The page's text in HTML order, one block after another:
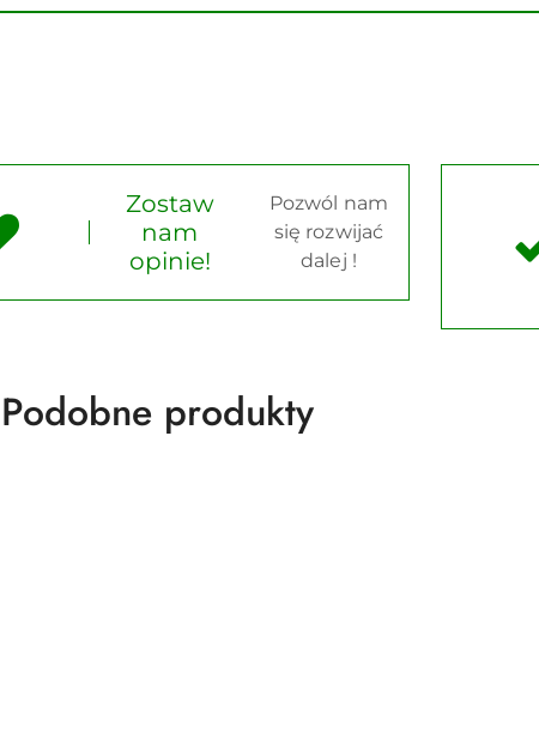
Zostaw
nam
opinie!
Pozwól nam
się rozwijać
dalej !
Produkty
Podobne produkty